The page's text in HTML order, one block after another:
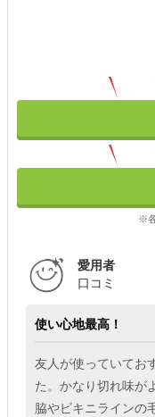
※
愛用者
口コミ
使い心地最高！
友人が使っていてお
た。かなり切れ味が
脇やビキニラインの